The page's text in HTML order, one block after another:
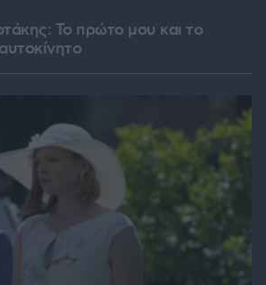
Το πρώτο μου και το